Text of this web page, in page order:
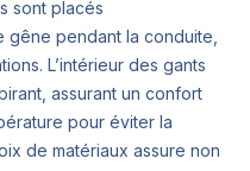
sont placés
pendant la conduite,
L’intérieur des gants
assurant un confort
pour éviter la
de matériaux assure non